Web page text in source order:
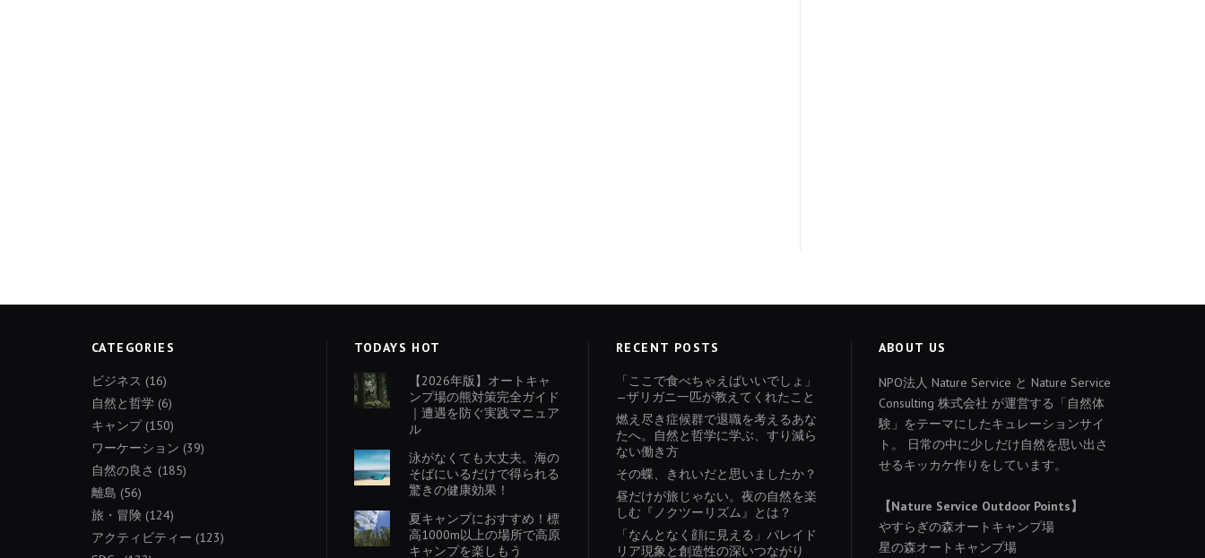
CATEGORIES
ビジネス (16)
自然と哲学 (6)
キャンプ(150)
ワーケーション (39)
自然の良さ (185)
離島 (56)
旅・冒険 (124)
アクティビティー (123)
TODAYS HOT
【2026年版】オートキャ
ンプ場の熊対策完全ガイド
｜遭遇を防ぐ実践マニュア
ル
泳がなくても大丈夫。海の
そばにいるだけで得られる
驚きの健康効果！
夏キャンプにおすすめ！標
高1000m以上の場所で高原
キャンプを楽しもう
RECENT POSTS
「ここで食べちゃえばいいでしょ」
—ザリガニ一匹が教えてくれたこと
燃え尽き症候群で退職を考えるあな
たへ。自然と哲学に学ぶ、すり減ら
ない働き方
その蝶、きれいだと思いましたか？
昼だけが旅じゃない。夜の自然を楽
しむ『ノクツーリズム』とは？
「なんとなく顔に見える」パレイド
リア現象と創造性の深いつながり
ABOUT US
NPO法人 Nature Service と Nature Service
Consulting 株式会社 が運営する「自然体
験」をテーマにしたキュレーションサイ
ト。 日常の中に少しだけ自然を思い出さ
せるキッカケ作りをしています。
【Nature Service Outdoor Points】
やすらぎの森オートキャンプ場
星の森オートキャンプ場